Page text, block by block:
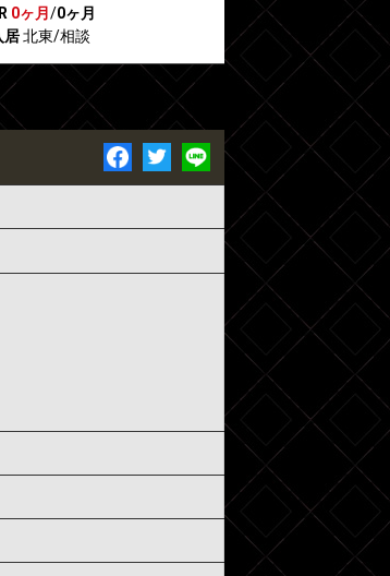
0ヶ月/0ヶ月
居北東/相談